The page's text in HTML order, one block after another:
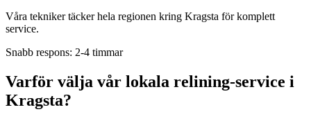
Våra tekniker täcker hela regionen kring Kragsta för komplett
service.
Snabb respons: 2-4 timmar
Varför välja vår lokala relining-service i
Kragsta?